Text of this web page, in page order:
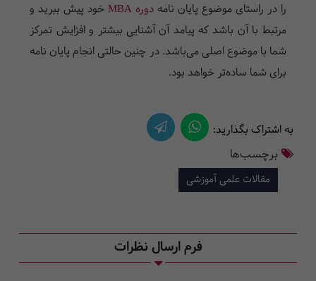
را در راستای موضوع پایان نامه دوره MBA
خود پیش ببرید و
مرتبط با آن باشد که پیامد آن آشنایی بیشتر و افزایش تمرکز
شما با موضوع اصلی می‌باشد. در چنین حالتی انجام پایان نامه
برای شما ساده‌تر خواهد بود.
به اشتراک بگذارید:
برچسب‌ها
مقالات علمی آموزشی
فرم ارسال نظرات